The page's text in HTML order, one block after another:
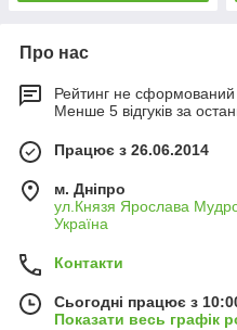
Про нас
Рейтинг не сформований
Менше 5 відгуків за
Працює з 26.06.2014
м. Дніпро
ул.Князя Ярослава
Україна
Контакти
Сьогодні працює з
Показати весь графік